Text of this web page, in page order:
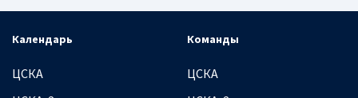
Календарь
ЦСКА
Команды
ЦСКА